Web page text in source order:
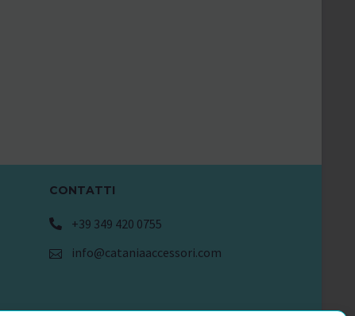
CONTATTI
+39 349 420 0755
info@cataniaaccessori.com